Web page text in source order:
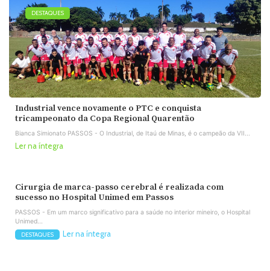
DESTAQUES
Industrial vence novamente o PTC e conquista
tricampeonato da Copa Regional Quarentão
Bianca Simionato PASSOS - O Industrial, de Itaú de Minas, é o campeão da VII...
Ler na íntegra
Cirurgia de marca-passo cerebral é realizada com
sucesso no Hospital Unimed em Passos
PASSOS - Em um marco significativo para a saúde no interior mineiro, o Hospital
Unimed...
DESTAQUES Ler na íntegra